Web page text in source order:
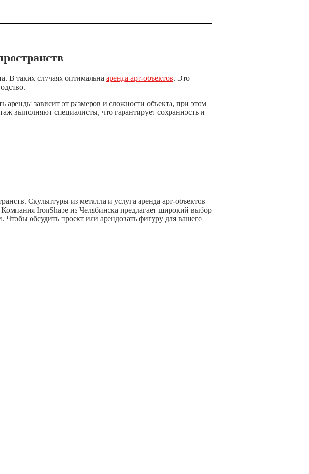
В таких случаях оптимальна аренда арт-объектов. Это
зависит от размеров и сложности объекта, при этом
выполняют специалисты, что гарантирует сохранность и
Скульптуры из металла и услуга аренда арт-объектов
IronShape из Челябинска предлагает широкий выбор
обсудить проект или арендовать фигуру для вашего